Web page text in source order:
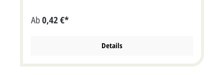
Premium-Trauerserie spiegelt sich die Struktur des Steins
Ab0,42 €*
Details